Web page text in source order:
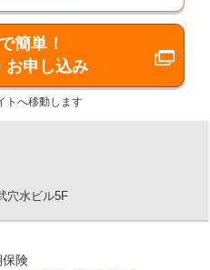
特約つき！
は、入院保険金に加えて熱中
ます。
けたときの保障です。プラ
料と保障が半分の「ナンバ
簡単！
お申し込み
トへ移動します
穴水ビル5F
保険